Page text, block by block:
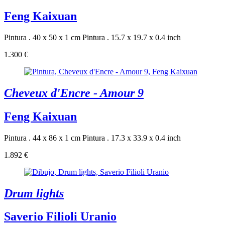
Feng Kaixuan
Pintura . 40 x 50 x 1 cm Pintura . 15.7 x 19.7 x 0.4 inch
1.300 €
Cheveux d'Encre - Amour 9
Feng Kaixuan
Pintura . 44 x 86 x 1 cm Pintura . 17.3 x 33.9 x 0.4 inch
1.892 €
Drum lights
Saverio Filioli Uranio